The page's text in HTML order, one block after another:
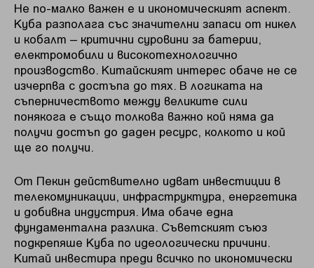
Не по-малко важен е и икономическият аспект.
Куба разполага със значителни запаси от никел
и кобалт – критични суровини за батерии,
електромобили и високотехнологично
производство. Китайският интерес обаче не се
изчерпва с достъпа до тях. В логиката на
съперничеството между великите сили
понякога е също толкова важно кой няма да
получи достъп до даден ресурс, колкото и кой
ще го получи.
От Пекин действително идват инвестиции в
телекомуникации, инфраструктура, енергетика
и добивна индустрия. Има обаче една
фундаментална разлика. Съветският съюз
подкрепяше Куба по идеологически причини.
Китай инвестира преди всичко по икономически